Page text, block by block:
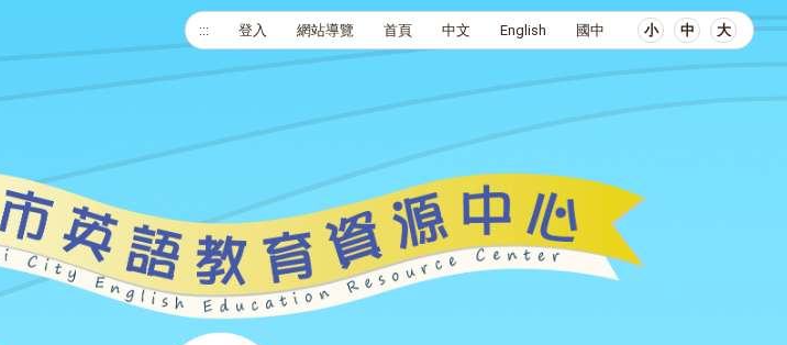
::: 登入 網站導覽 首頁 中文 English 國中 小 中 大